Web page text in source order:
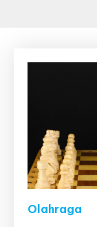
Olahraga